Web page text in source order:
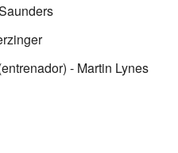
- Martin Lynes